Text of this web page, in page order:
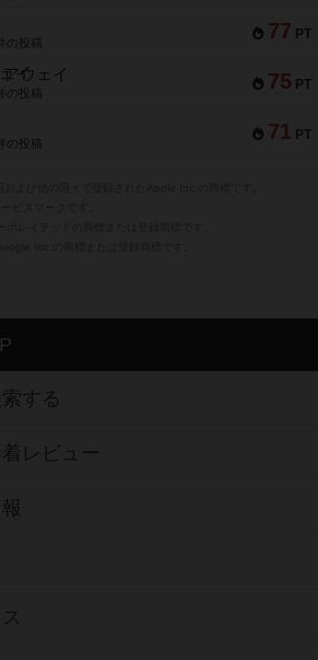
77 PT
の投稿
75 PT
ウェイ
の投稿
71 PT
の投稿
する
レビュー